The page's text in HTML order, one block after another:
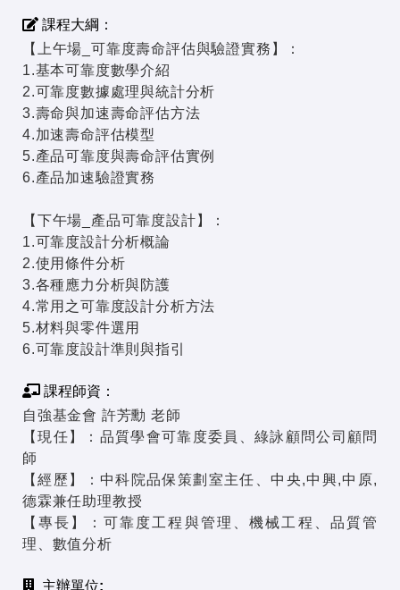
課程大綱：
【上午場_可靠度壽命評估與驗證實務】：
1.基本可靠度數學介紹
2.可靠度數據處理與統計分析
3.壽命與加速壽命評估方法
4.加速壽命評估模型
5.產品可靠度與壽命評估實例
6.產品加速驗證實務
【下午場_產品可靠度設計】：
1.可靠度設計分析概論
2.使用條件分析
3.各種應力分析與防護
4.常用之可靠度設計分析方法
5.材料與零件選用
6.可靠度設計準則與指引
課程師資：
自強基金會 許芳勳 老師
【現任】：品質學會可靠度委員、綠詠顧問公司顧問
師
【經歷】：中科院品保策劃室主任、中央,中興,中原,
德霖兼任助理教授
【專長】：可靠度工程與管理、機械工程、品質管
理、數值分析
主辦單位: